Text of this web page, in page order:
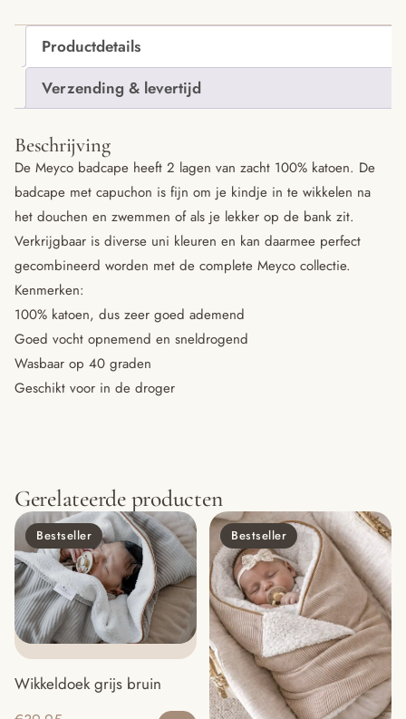
Productdetails
Verzending & levertijd
Beschrijving
De Meyco badcape heeft 2 lagen van zacht 100% katoen. De
badcape met capuchon is fijn om je kindje in te wikkelen na
het douchen en zwemmen of als je lekker op de bank zit.
Verkrijgbaar is diverse uni kleuren en kan daarmee perfect
gecombineerd worden met de complete Meyco collectie.
Kenmerken:
100% katoen, dus zeer goed ademend
Goed vocht opnemend en sneldrogend
Wasbaar op 40 graden
Geschikt voor in de droger
Gerelateerde producten
Bestseller
Wikkeldoek grijs bruin
Bestseller